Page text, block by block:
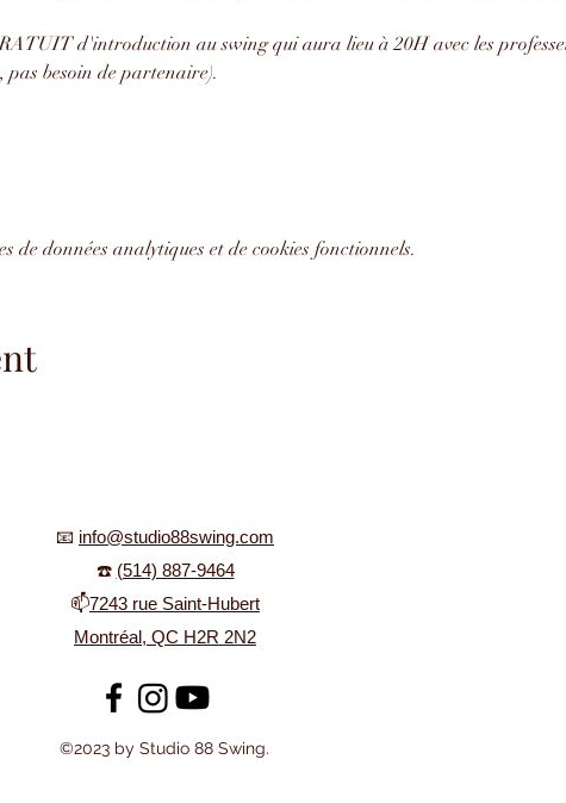
d'introduction au swing qui aura lieu à 20H avec les
pas besoin de partenaire).
de données analytiques et de cookies fonctionnels.
📧 info@studio88swing.com
☎️ (514) 887-9464
📫7243 rue Saint-Hubert
Montréal, QC H2R 2N2
©2023 by Studio 88 Swing.